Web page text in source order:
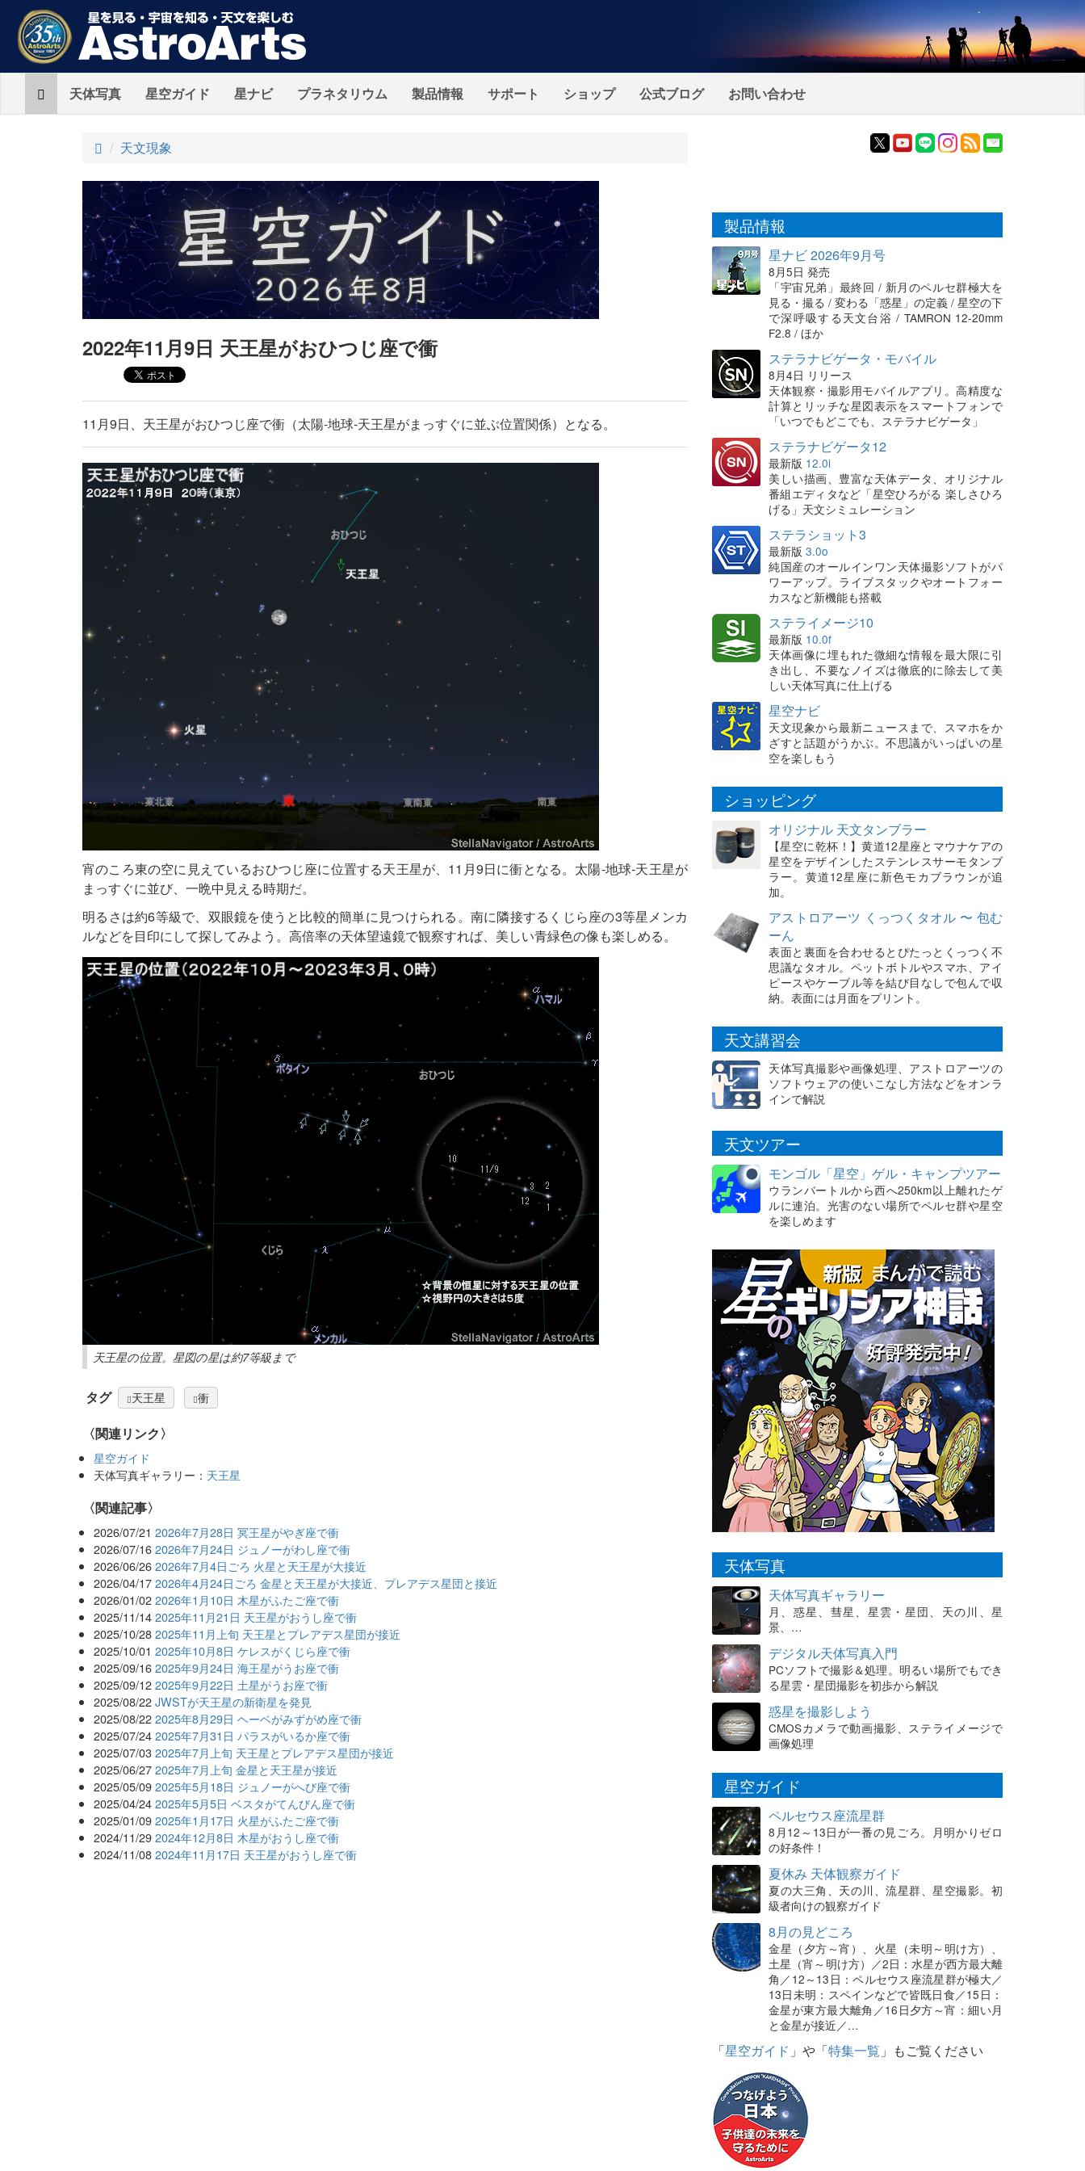
Home天体写真 星空ガイド 星ナビ プラネタリウム 製品情報 サポート ショップ 公式ブログ お問い合わせ
ト
プ
天文現象
2022年11月9日 天王星がおひつじ座で衝
11月9日、天王星がおひつじ座で衝（太陽‐地球‐天王星がまっすぐに並ぶ位置関係）となる。
宵のころ東の空に見えているおひつじ座に位置する天王星が、11月9日に衝となる。太陽‐地球‐天王星が
まっすぐに並び、一晩中見える時期だ。
明るさは約6等級で、双眼鏡を使うと比較的簡単に見つけられる。南に隣接するくじら座の3等星メンカ
ルなどを目印にして探してみよう。高倍率の天体望遠鏡で観察すれば、美しい青緑色の像も楽しめる。
天王星の位置。星図の星は約7等級まで
タグ 天王星 衝
〈関連リンク〉
星空ガイド
天体写真ギャラリー： 天王星
関連記事
2026/07/21 2026年7月28日 冥王星がやぎ座で衝
2026/07/16 2026年7月24日 ジュノーがわし座で衝
2026/06/26 2026年7月4日ごろ 火星と天王星が大接近
2026/04/17 2026年4月24日ごろ 金星と天王星が大接近、プレアデス星団と接近
2026/01/02 2026年1月10日 木星がふたご座で衝
2025/11/14 2025年11月21日 天王星がおうし座で衝
2025/10/28 2025年11月上旬 天王星とプレアデス星団が接近
2025/10/01 2025年10月8日 ケレスがくじら座で衝
2025/09/16 2025年9月24日 海王星がうお座で衝
2025/09/12 2025年9月22日 土星がうお座で衝
2025/08/22 JWSTが天王星の新衛星を発見
2025/08/22 2025年8月29日 ヘーベがみずがめ座で衝
2025/07/24 2025年7月31日 パラスがいるか座で衝
2025/07/03 2025年7月上旬 天王星とプレアデス星団が接近
2025/06/27 2025年7月上旬 金星と天王星が接近
2025/05/09 2025年5月18日 ジュノーがへび座で衝
2025/04/24 2025年5月5日 ベスタがてんびん座で衝
2025/01/09 2025年1月17日 火星がふたご座で衝
2024/11/29 2024年12月8日 木星がおうし座で衝
2024/11/08 2024年11月17日 天王星がおうし座で衝
製品情報
星ナビ 2026年9月号
8月5日 発売
「宇宙兄弟」最終回 / 新月のペルセ群極大を
見る・撮る / 変わる「惑星」の定義 / 星空の下
で深呼吸する天文台浴 / TAMRON 12-20mm
F2.8 / ほか
ステラナビゲータ・モバイル
8月4日 リリース
天体観察・撮影用モバイルアプリ。高精度な
計算とリッチな星図表示をスマートフォンで
「いつでもどこでも、ステラナビゲータ」
ステラナビゲータ12
最新版 12.0i
美しい描画、豊富な天体データ、オリジナル
番組エディタなど「星空ひろがる 楽しさひろ
げる」天文シミュレーション
ステラショット3
最新版 3.0o
純国産のオールインワン天体撮影ソフトがパ
ワーアップ。ライブスタックやオートフォー
カスなど新機能も搭載
ステライメージ10
最新版 10.0f
天体画像に埋もれた微細な情報を最大限に引
き出し、不要なノイズは徹底的に除去して美
しい天体写真に仕上げる
星空ナビ
天文現象から最新ニュースまで、スマホをか
ざすと話題がうかぶ。不思議がいっぱいの星
空を楽しもう
ショッピング
オリジナル 天文タンブラー
【星空に乾杯！】黄道12星座とマウナケアの
星空をデザインしたステンレスサーモタンブ
ラー。黄道12星座に新色モカブラウンが追
加。
アストロアーツ くっつくタオル 〜 包む
ーん
表面と裏面を合わせるとぴたっとくっつく不
思議なタオル。ペットボトルやスマホ、アイ
ピースやケーブル等を結び目なしで包んで収
納。表面には月面をプリント。
天文講習会
天体写真撮影や画像処理、アストロアーツの
ソフトウェアの使いこなし方法などをオンラ
インで解説
天文ツアー
モンゴル「星空」ゲル・キャンプツアー
ウランバートルから西へ250km以上離れたゲ
ルに連泊。光害のない場所でペルセ群や星空
を楽しめます
天体写真
天体写真ギャラリー
月、惑星、彗星、星雲・星団、天の川、星
景、…
デジタル天体写真入門
PCソフトで撮影＆処理。明るい場所でもでき
る星雲・星団撮影を初歩から解説
惑星を撮影しよう
CMOSカメラで動画撮影、ステライメージで
画像処理
星空ガイド
ペルセウス座流星群
8月12～13日が一番の見ごろ。月明かりゼロ
の好条件！
夏休み 天体観察ガイド
夏の大三角、天の川、流星群、星空撮影。初
級者向けの観察ガイド
8月の見どころ
金星（夕方～宵）、火星（未明～明け方）、
土星（宵～明け方）／2日：水星が西方最大離
角／12～13日：ペルセウス座流星群が極大／
13日未明：スペインなどで皆既日食／15日：
金星が東方最大離角／16日夕方～宵：細い月
と金星が接近／…
「星空ガイド 」や「特集一覧 」もご覧ください